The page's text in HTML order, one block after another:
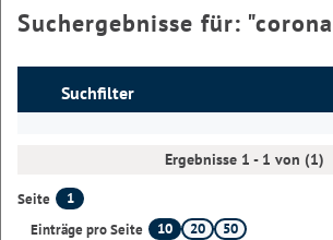
Suchergebnisse für: "corona
Suchfilter
Ergebnisse 1 - 1 von (1)
Seite
1
Einträge pro Seite
10 20 50